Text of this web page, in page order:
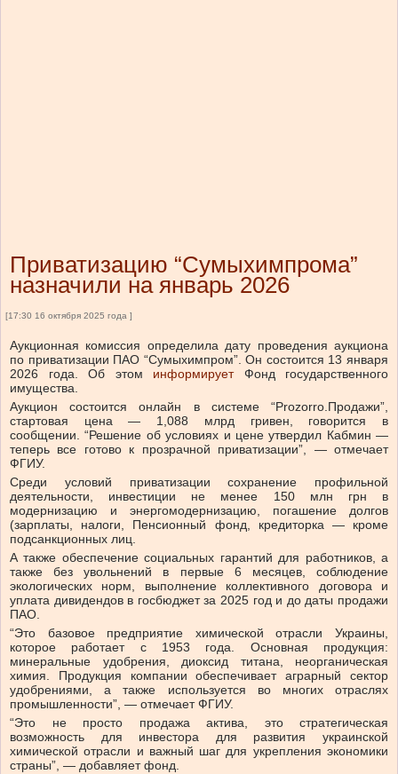
Приватизацию “Сумыхимпрома”
назначили на январь 2026
[17:30 16 октября 2025 года ]
Аукционная комиссия определила дату проведения аукциона
по приватизации ПАО “Сумыхимпром”. Он состоится 13 января
2026 года.
Об этом информирует
Фонд государственного
имущества.
Аукцион состоится онлайн в системе “Prozorro.Продажи”,
стартовая цена — 1,088 млрд гривен, говорится в
сообщении. “Решение об условиях и цене утвердил Кабмин —
теперь все готово к прозрачной приватизации”, — отмечает
ФГИУ.
Среди условий приватизации сохранение профильной
деятельности, инвестиции не менее 150 млн грн в
модернизацию и энергомодернизацию, погашение долгов
(зарплаты, налоги, Пенсионный фонд, кредиторка — кроме
подсанкционных лиц.
А также обеспечение социальных гарантий для работников, а
также без увольнений в первые 6 месяцев, соблюдение
экологических норм, выполнение коллективного договора и
уплата дивидендов в госбюджет за 2025 год и до даты продажи
ПАО.
“Это базовое предприятие химической отрасли Украины,
которое работает с 1953 года. Основная продукция:
минеральные удобрения, диоксид титана, неорганическая
химия. Продукция компании обеспечивает аграрный сектор
удобрениями, а также используется во многих отраслях
промышленности”, — отмечает ФГИУ.
“Это не просто продажа актива, это стратегическая
возможность для инвестора для развития украинской
химической отрасли и важный шаг для укрепления экономики
страны”, — добавляет фонд.